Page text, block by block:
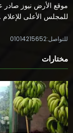
موقع الأرض نيوز صادر
للمجلس الأعلى
للتواصل:01014215652
مختارات